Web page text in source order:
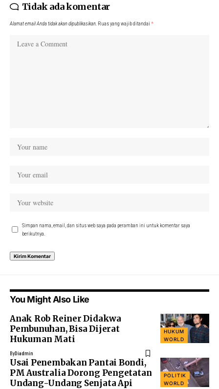
Tidak ada komentar
Alamat email Anda tidak akan dipublikasikan. Ruas yang wajib ditandai *
Simpan nama, email, dan situs web saya pada peramban ini untuk komentar saya
berikutnya.
You Might Also Like
HUKUM
WORLD
Anak Rob Reiner Didakwa
Pembunuhan, Bisa Dijerat
Hukuman Mati
ByDiadmin
POLITIK
WORLD
Usai Penembakan Pantai Bondi,
PM Australia Dorong Pengetatan
Undang-Undang Senjata Api